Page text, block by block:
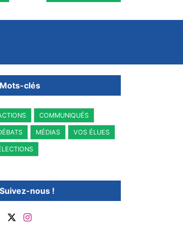
Mots-clés
COMMUNIQUÉS
MÉDIAS VOS ÉLUES
Suivez-nous !